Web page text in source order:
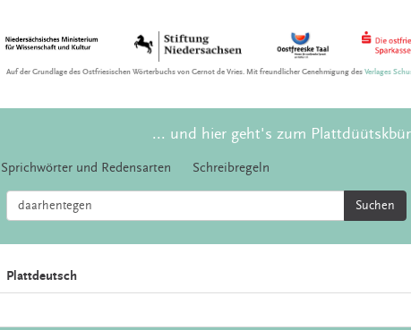
Auf der Grundlage des Ostfriesischen Wörterbuchs von Gernot de Vries. Mit freundlicher Genehmigung desVerlages
... und hier geht's zum
Sprichwörter und Redensarten Schreibregeln
Suchen
Plattdeutsch